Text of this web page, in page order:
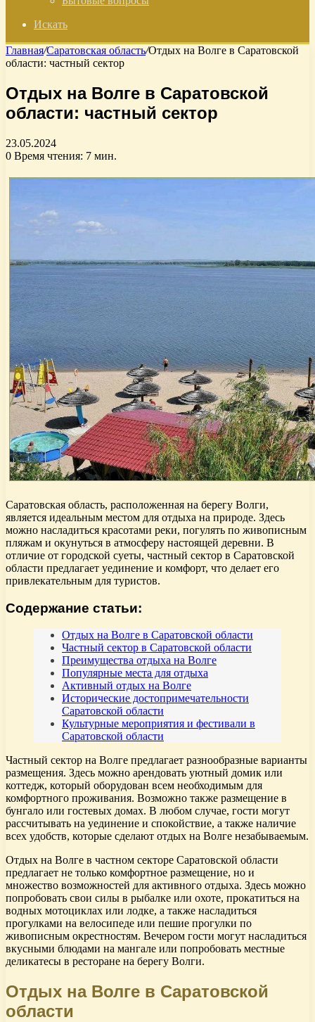
Искать
Главная/Саратовская область/Отдых на Волге в Саратовской
области: частный сектор
Отдых на Волге в Саратовской
области: частный сектор
23.05.2024
0 Время чтения: 7 мин.
Саратовская область, расположенная на берегу Волги,
является идеальным местом для отдыха на природе. Здесь
можно насладиться красотами реки, погулять по живописным
пляжам и окунуться в атмосферу настоящей деревни. В
отличие от городской суеты, частный сектор в Саратовской
области предлагает уединение и комфорт, что делает его
привлекательным для туристов.
Содержание статьи:
Отдых на Волге в Саратовской области
Частный сектор в Саратовской области
Преимущества отдыха на Волге
Популярные места для отдыха
Активный отдых на Волге
Исторические достопримечательности
Саратовской области
Культурные мероприятия и фестивали в
Саратовской области
Частный сектор на Волге предлагает разнообразные варианты
размещения. Здесь можно арендовать уютный домик или
коттедж, который оборудован всем необходимым для
комфортного проживания. Возможно также размещение в
бунгало или гостевых домах. В любом случае, гости могут
рассчитывать на уединение и спокойствие, а также наличие
всех удобств, которые сделают отдых на Волге незабываемым.
Отдых на Волге в частном секторе Саратовской области
предлагает не только комфортное размещение, но и
множество возможностей для активного отдыха. Здесь можно
попробовать свои силы в рыбалке или охоте, прокатиться на
водных мотоциклах или лодке, а также насладиться
прогулками на велосипеде или пешие прогулки по
живописным окрестностям. Вечером гости могут насладиться
вкусными блюдами на мангале или попробовать местные
деликатесы в ресторане на берегу Волги.
Отдых на Волге в Саратовской
области